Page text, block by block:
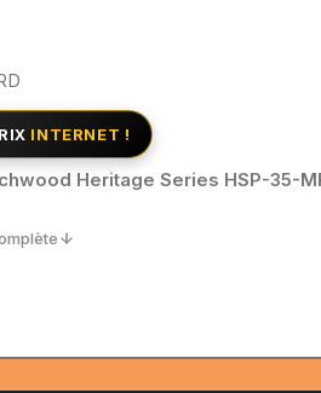
INTERNET !
Heritage Series HSP-35-